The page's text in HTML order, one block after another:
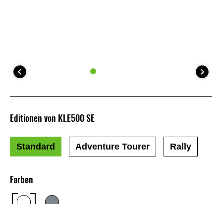
Farben
Editionen von KLE500 SE
Standard Adventure Tourer Rally